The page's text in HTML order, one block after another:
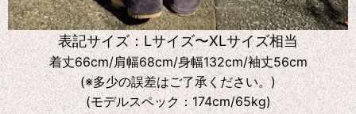
表記サイズ：Lサイズ〜XLサイズ相当
着丈66cm/肩幅68cm/身幅132cm/袖丈56cm
(※多少の誤差はご了承ください。)
(モデルスペック：174cm/65kg)